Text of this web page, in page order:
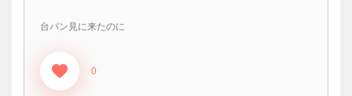
台パン見に来たのに
0